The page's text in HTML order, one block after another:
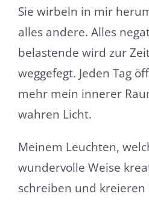
Sie wirbeln in mir
alles andere. Alles
belastende wird zur
weggefegt. Jeden Tag
mehr mein innerer
wahren Licht.
Meinem Leuchten,
wundervolle Weise
schreiben und kreieren